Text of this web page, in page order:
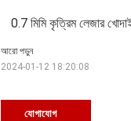
0.7 মিমি কৃত্রিম লেজার
যোগাযোগ
আরো পড়ুন
2024-01-12 18:20:08